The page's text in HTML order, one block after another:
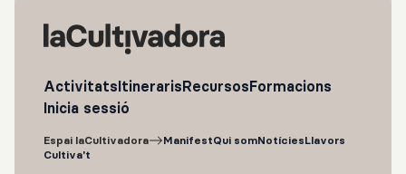
ActivitatsItinerarisRecursosFormacions
Inicia sessió
Espai laCultivadora ManifestQui somNotíciesLlavors
Cultiva't